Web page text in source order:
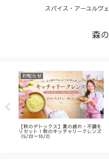
スパイス・アーユルヴ
森
お知らせ
【秋のデトックス】夏の疲れ・不調を
リセット！秋のキッチャリークレンズ
（9/23～10/2）